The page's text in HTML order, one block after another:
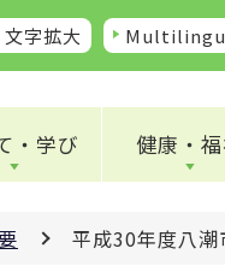
字拡大
・学び 健康・
平成30年度八